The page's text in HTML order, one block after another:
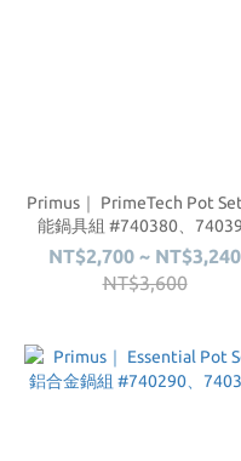
Primus｜ PrimeTech Pot
能鍋具組 #740380、
NT$2,700 ~ NT$3,240
NT$3,600